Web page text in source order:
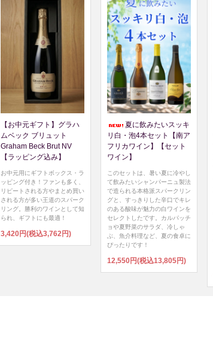
【お中元ギフト】グラハ
ムベック ブリュット
Graham Beck Brut NV
【ラッピング込み】
お中元用にギフトボックス・ラ
ッピング付き！ファンも多く、
リピートされる方やまとめ買い
される方が多い王道のスパーク
リング。勝利のワインとして知
られ、ギフトにも最適！
3,420円(税込3,762円)
夏に飲みたいスッキ
リ白・泡4本セット【南ア
フリカワイン】【セット
ワイン】
このセットは、暑い夏に冷やし
て飲みたいシャンパーニュ製法
で造られる本格派スパークリン
グと、すっきりした辛口でキレ
のある酸味が魅力の白ワインを
セレクトしたです。カルパッチ
ョや夏野菜のサラダ、冷しゃ
ぶ、魚介料理など、夏の食卓に
ぴったりです！
12,550円(税込13,805円)